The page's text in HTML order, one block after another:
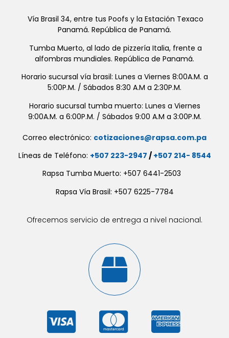
Vía Brasil 34, entre tus Poofs y la Estación Texaco
Panamá. República de Panamá.
Tumba Muerto, al lado de pizzería Italia, frente a
alfombras mundiales. República de Panamá.
Horario sucursal vía brasil: Lunes a Viernes 8:00A.M. a
5:00P.M. / Sábados 8:30 A.M a 2:30P.M.
Horario sucursal tumba muerto: Lunes a Viernes
9:00A.M. a 6:00P.M. / Sábados 9:00 A.M a 3:00P.M.
Correo electrónico: cotizaciones@rapsa.com.pa
Líneas de Teléfono: +507 223-2947 / +507 214- 8544
Rapsa Tumba Muerto: +507 6441-2503
Rapsa Vía Brasil: +507 6225-7784
Ofrecemos servicio de entrega a nivel nacional.